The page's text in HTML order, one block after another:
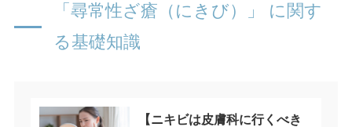
「尋常性ざ瘡（にきび）」 に関す
る基礎知識
【ニキビは皮膚科に行くべき